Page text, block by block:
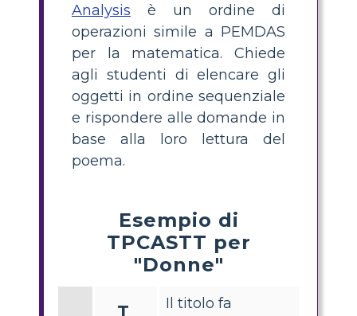
Analysis è un ordine di
operazioni simile a PEMDAS
per la matematica. Chiede
agli studenti di elencare gli
oggetti in ordine sequenziale
e rispondere alle domande in
base alla loro lettura del
poema.
Esempio di
TPCASTT per
"Donne"
T
Il titolo fa